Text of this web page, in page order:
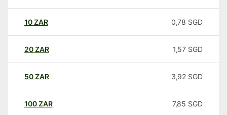
10ZAR 0,78 SGD
20ZAR 1,57 SGD
50ZAR 3,92 SGD
100ZAR 7,85 SGD